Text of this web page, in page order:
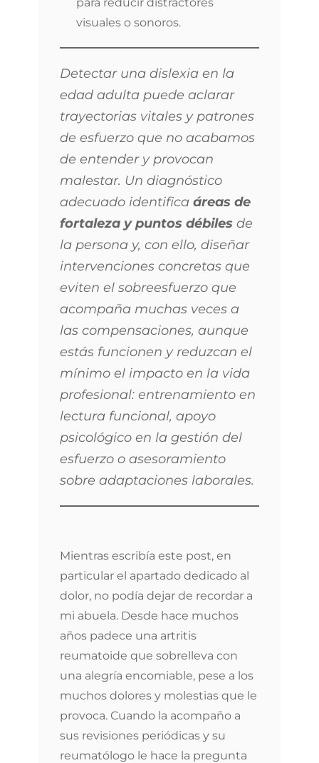
visuales o sonoros.
Detectar una dislexia en la
edad adulta puede aclarar
trayectorias vitales y patrones
de esfuerzo que no acabamos
de entender y provocan
malestar. Un diagnóstico
adecuado identifica áreas de
fortaleza y puntos débiles de
la persona y, con ello, diseñar
intervenciones concretas que
eviten el sobreesfuerzo que
acompaña muchas veces a
las compensaciones, aunque
estás funcionen y reduzcan el
mínimo el impacto en la vida
profesional: entrenamiento en
lectura funcional, apoyo
psicológico en la gestión del
esfuerzo o asesoramiento
sobre adaptaciones laborales.
Mientras escribía este post, en
particular el apartado dedicado al
dolor, no podía dejar de recordar a
mi abuela. Desde hace muchos
años padece una artritis
reumatoide que sobrelleva con
una alegría encomiable, pese a los
muchos dolores y molestias que le
provoca. Cuando la acompaño a
sus revisiones periódicas y su
reumatólogo le hace la pregunta